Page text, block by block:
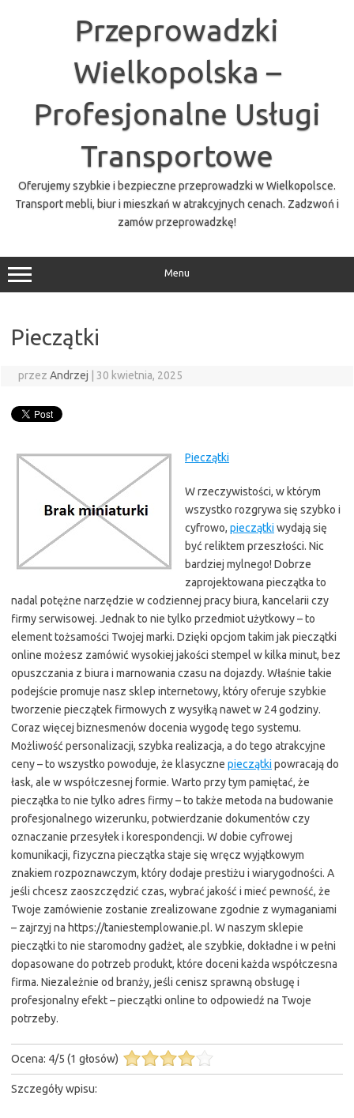
Przeprowadzki
Wielkopolska –
Profesjonalne Usługi
Transportowe
Oferujemy szybkie i bezpieczne przeprowadzki w Wielkopolsce.
Transport mebli, biur i mieszkań w atrakcyjnych cenach. Zadzwoń i
zamów przeprowadzkę!
Menu
Pieczątki
przez Andrzej 30 kwietnia, 2025
Pieczątki
W rzeczywistości, w którym
wszystko rozgrywa się szybko i
cyfrowo, pieczątki wydają się
być reliktem przeszłości. Nic
bardziej mylnego! Dobrze
zaprojektowana pieczątka to
nadal potężne narzędzie w codziennej pracy biura, kancelarii czy
firmy serwisowej. Jednak to nie tylko przedmiot użytkowy – to
element tożsamości Twojej marki. Dzięki opcjom takim jak pieczątki
online możesz zamówić wysokiej jakości stempel w kilka minut, bez
opuszczania z biura i marnowania czasu na dojazdy. Właśnie takie
podejście promuje nasz sklep internetowy, który oferuje szybkie
tworzenie pieczątek firmowych z wysyłką nawet w 24 godziny.
Coraz więcej biznesmenów docenia wygodę tego systemu.
Możliwość personalizacji, szybka realizacja, a do tego atrakcyjne
ceny – to wszystko powoduje, że klasyczne pieczątki powracają do
łask, ale w współczesnej formie. Warto przy tym pamiętać, że
pieczątka to nie tylko adres firmy – to także metoda na budowanie
profesjonalnego wizerunku, potwierdzanie dokumentów czy
oznaczanie przesyłek i korespondencji. W dobie cyfrowej
komunikacji, fizyczna pieczątka staje się wręcz wyjątkowym
znakiem rozpoznawczym, który dodaje prestiżu i wiarygodności. A
jeśli chcesz zaoszczędzić czas, wybrać jakość i mieć pewność, że
Twoje zamówienie zostanie zrealizowane zgodnie z wymaganiami
– zajrzyj na https://taniestemplowanie.pl. W naszym sklepie
pieczątki to nie staromodny gadżet, ale szybkie, dokładne i w pełni
dopasowane do potrzeb produkt, które doceni każda współczesna
firma. Niezależnie od branży, jeśli cenisz sprawną obsługę i
profesjonalny efekt – pieczątki online to odpowiedź na Twoje
potrzeby.
Ocena: 4/5 (1 głosów)
Szczegóły wpisu: